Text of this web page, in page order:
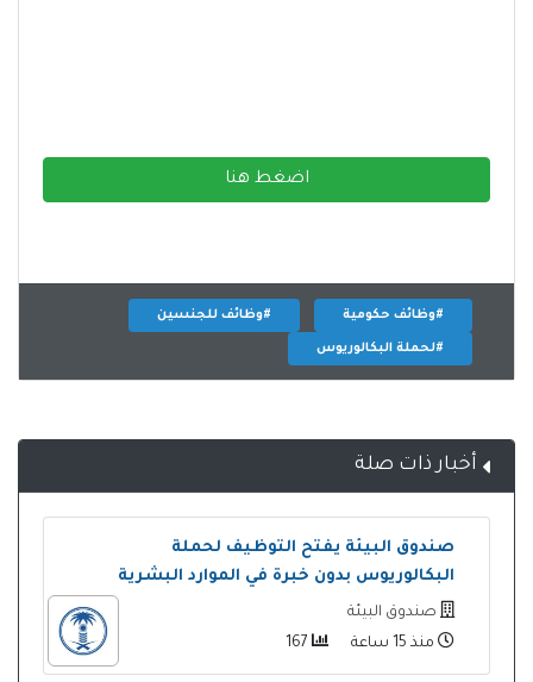
اضغط هنا
#وظائف حكومية #وظائف للجنسين
#لحملة البكالوريوس
أخبار ذات صلة
صندوق البيئة يفتح التوظيف لحملة
البكالوريوس بدون خبرة في الموارد البشرية
صندوق البيئة
منذ 15 ساعة